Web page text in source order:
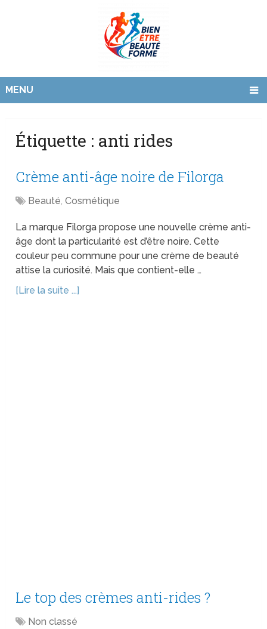
MENU
Étiquette : anti rides
Crème anti-âge noire de Filorga
Beauté,Cosmétique
La marque Filorga propose une nouvelle crème anti-
âge dont la particularité est d’être noire. Cette
couleur peu commune pour une crème de beauté
attise la curiosité. Mais que contient-elle …
[Lire la suite ...]
Le top des crèmes anti-rides ?
Non classé